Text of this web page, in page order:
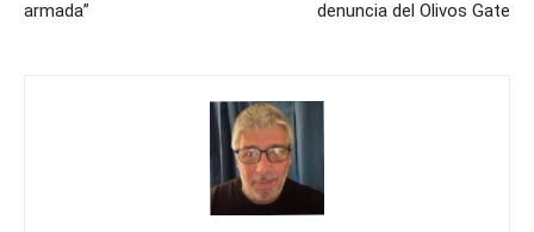
armada”
denuncia del Olivos Gate